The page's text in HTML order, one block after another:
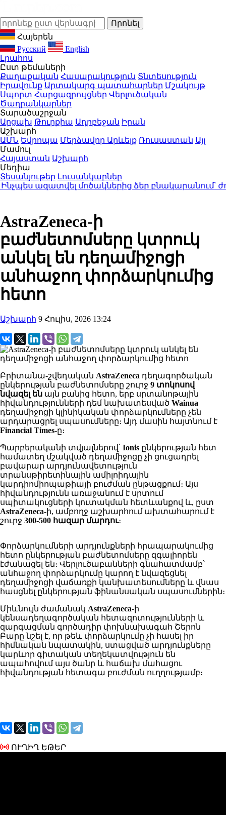
Հայերեն
Русский
English
Լրահոս
Ըստ թեմաների
Քաղաքական Հասարակություն Տնտեսություն
Իրավունք Արտակարգ պատահարներ Մշակույթ
Սպորտ Հարցազրույցներ Վերլուծական
Ծաղրանկարներ
Տարածաշրջան
Արցախ Թուրքիա Ադրբեջան Իրան
Աշխարհ
ԱՄՆ Եվրոպա Մերձավոր Արևելք Ռուսաստան Այլ
Մամուլ
Հայաստան Աշխարհ
Մեդիա
Տեսանյութեր Լուսանկարներ
ազատվել մոծակներից ձեր բնակարանում՝
AstraZeneca-ի
բաժնետոմսերը կտրուկ
անկել են դեղամիջոցի
անհաջող փորձարկումից
հետո
Աշխարհ 9 Հուլիս, 2026 13:24
Բրիտանա-շվեդական AstraZeneca դեղագործական
ընկերության բաժնետոմսերը շուրջ 9 տոկոսով
նվազել են այն բանից հետո, երբ սրտանոթային
հիվանդությունների դեմ նախատեսված Wainua
դեղամիջոցի կլինիկական փորձարկումները չեն
արդարացրել սպասումները։ Այդ մասին հայտնում է
Financial Times-ը։
Պարբերականի տվյալներով՝ Ionis ընկերության հետ
համատեղ մշակված դեղամիջոցը չի ցուցադրել
բավարար արդյունավետություն
տրանսթիրետինային ամիլոիդային
կարդիոմիոպաթիայի բուժման ընթացքում։ Այս
հիվանդությունն առաջանում է սրտում
սպիտակուցների կուտակման հետևանքով և, ըստ
AstraZeneca-ի, ամբողջ աշխարհում ախտահարում է
շուրջ 300-500 հազար մարդու։
Փորձարկումների արդյունքների հրապարակումից
հետո ընկերության բաժնետոմսերը զգալիորեն
էժանացել են։ Վերլուծաբանների գնահատմամբ՝
անհաջող փորձարկումը կարող է նվազեցնել
դեղամիջոցի վաճառքի կանխատեսումները և վնաս
հասցնել ընկերության ֆինանսական սպասումներին։
Միևնույն ժամանակ AstraZeneca-ի
կենսադեղագործական հետազոտությունների և
զարգացման գործադիր փոխնախագահ Շերոն
Բարը նշել է, որ թեև փորձարկումը չի հասել իր
հիմնական նպատակին, ստացված արդյունքները
կարևոր գիտական տեղեկատվություն են
ապահովում այս ծանր և հաճախ մահացու
հիվանդության հետագա բուժման ուղղությամբ։
ՈՒՂԻՂ ԵԹԵՐ